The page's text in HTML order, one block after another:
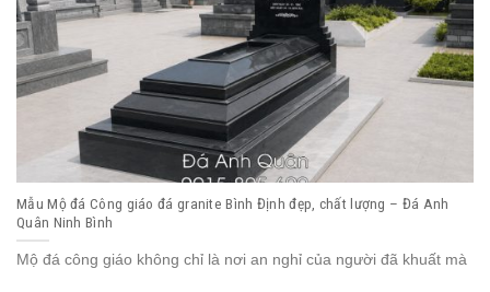
Mẫu Mộ đá Công giáo đá granite Bình Định đẹp, chất lượng – Đá Anh
Quân Ninh Bình
Mộ đá công giáo không chỉ là nơi an nghỉ của người đã khuất mà